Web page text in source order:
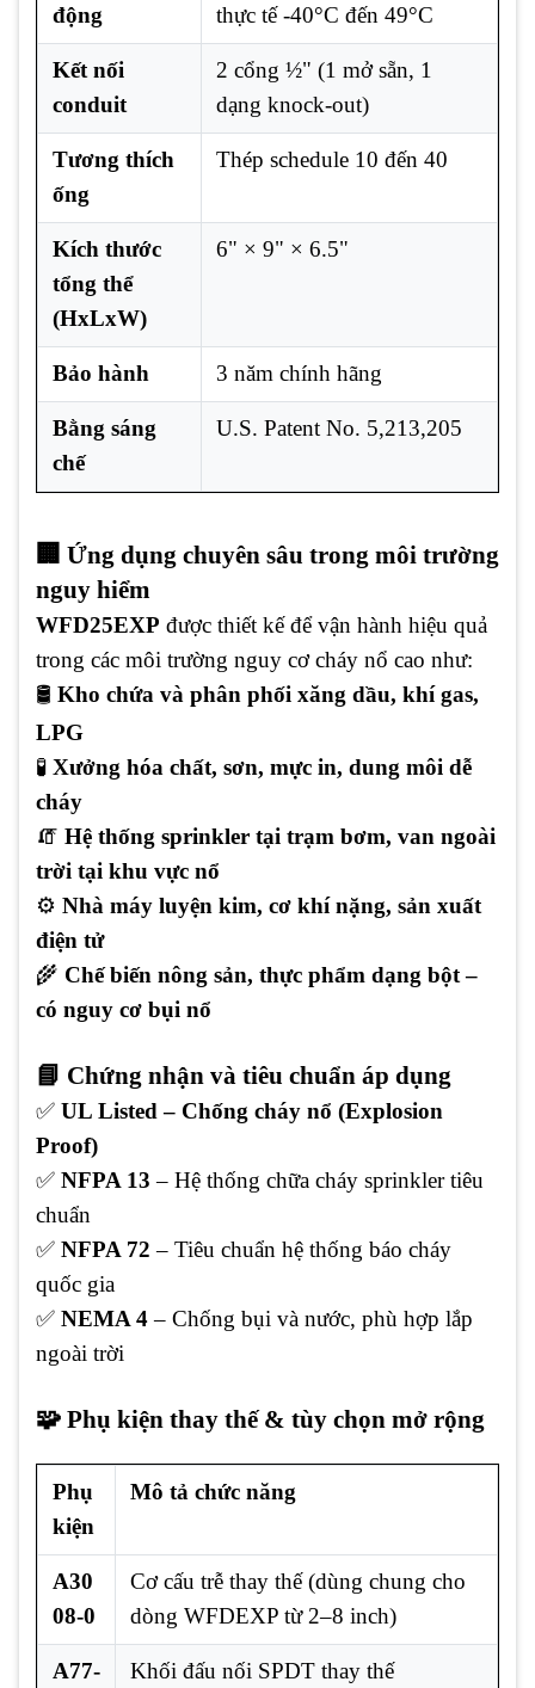
động
thực tế -40°C đến 49°C
Kết nối
conduit
2 cổng ½" (1 mở sẵn, 1
dạng knock-out)
Tương thích
ống
Thép schedule 10 đến 40
Kích thước
tổng thể
(HxLxW)
6" × 9" × 6.5"
Bảo hành 3 năm chính hãng
Bằng sáng
chế
U.S. Patent No. 5,213,205
🏢 Ứng dụng chuyên sâu trong môi trường
nguy hiểm
WFD25EXP được thiết kế để vận hành hiệu quả
trong các môi trường nguy cơ cháy nổ cao như:
🛢 Kho chứa và phân phối xăng dầu, khí gas,
LPG
🧪 Xưởng hóa chất, sơn, mực in, dung môi dễ
cháy
🧯 Hệ thống sprinkler tại trạm bơm, van ngoài
trời tại khu vực nổ
⚙️ Nhà máy luyện kim, cơ khí nặng, sản xuất
điện tử
🌾 Chế biến nông sản, thực phẩm dạng bột –
có nguy cơ bụi nổ
📘 Chứng nhận và tiêu chuẩn áp dụng
✅ UL Listed – Chống cháy nổ (Explosion
Proof)
✅ NFPA 13 – Hệ thống chữa cháy sprinkler tiêu
chuẩn
✅ NFPA 72 – Tiêu chuẩn hệ thống báo cháy
quốc gia
✅ NEMA 4– Chống bụi và nước, phù hợp lắp
ngoài trời
🧩 Phụ kiện thay thế & tùy chọn mở rộng
Phụ
kiện
Mô tả chức năng
A30
08-0
Cơ cấu trễ thay thế (dùng chung cho
dòng WFDEXP từ 2–8 inch)
A77-
Khối đấu nối SPDT thay thế